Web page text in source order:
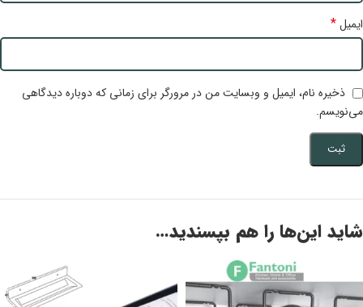
ایمیل*
ذخیره نام، ایمیل و وبسایت من در مرورگر برای زمانی که دوباره دیدگاهی
می‌نویسم.
شاید این‌ها را هم بپسندید…